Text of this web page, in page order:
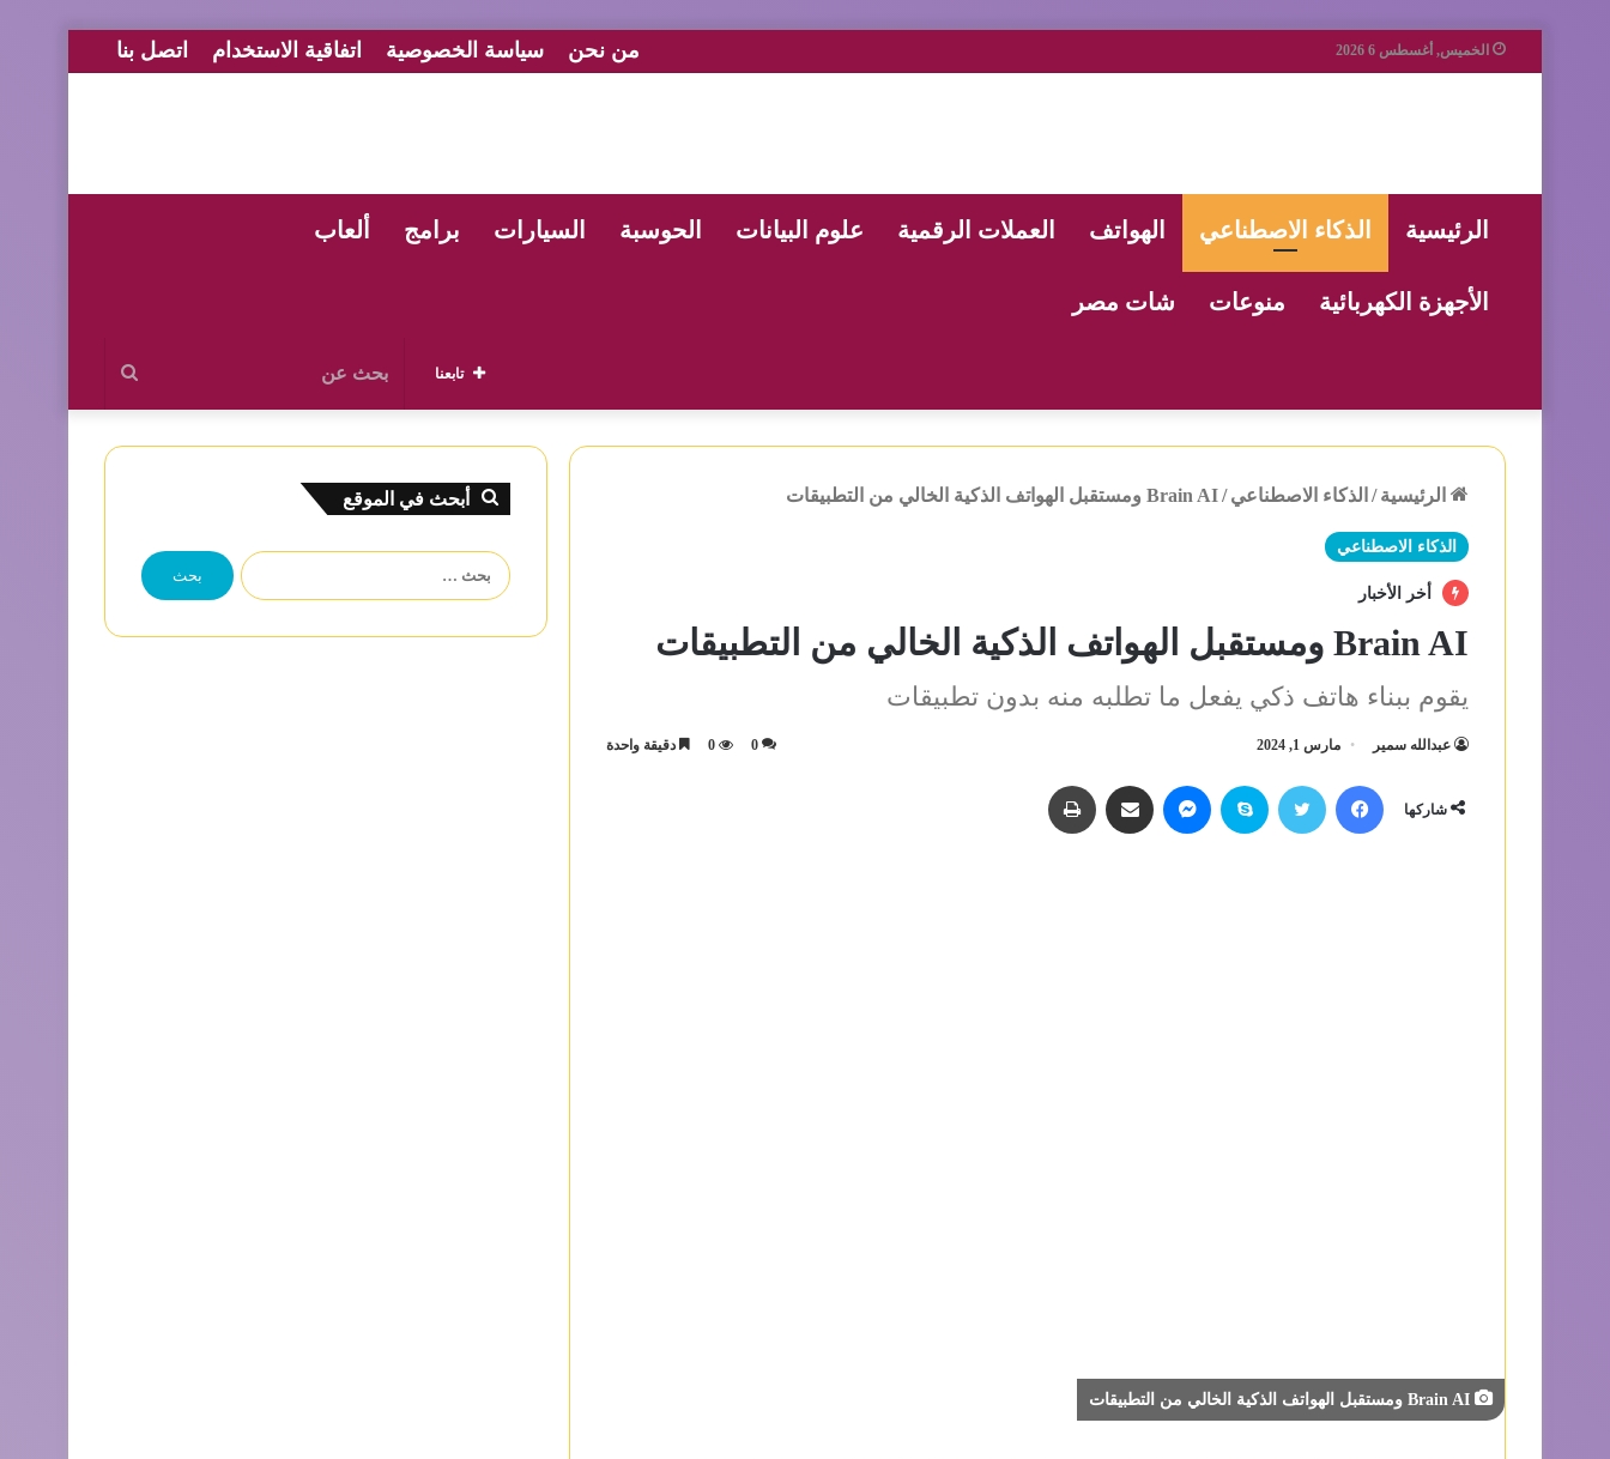
الخميس, أغسطس 6 2026 من نحن سياسة الخصوصية اتفاقية الاستخدام اتصل بنا
الرئيسية الذكاء الاصطناعي الهواتف العملات الرقمية علوم البيانات الحوسبة السيارات برامج ألعاب
الأجهزة الكهربائية منوعات شات مصر
بحث
عن
تابعنا
الرئيسية / الذكاء الاصطناعي /Brain AI ومستقبل الهواتف الذكية الخالي من التطبيقات
الذكاء الاصطناعي
أخر الأخبار
Brain AI ومستقبل الهواتف الذكية الخالي من التطبيقات
يقوم ببناء هاتف ذكي يفعل ما تطلبه منه بدون تطبيقات
عبدالله سمير مارس 1, 2024 0
0 دقيقة واحدة
شاركها
فيسبوك تويتر سكايب ماسنجر مشاركة عبر البريد
أبحث في الموقع
البحث
عن: